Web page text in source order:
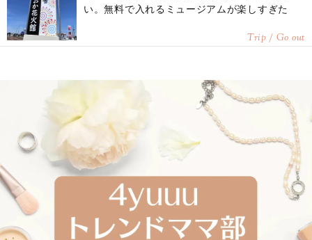
い。無料で入れるミュージアムが楽しすぎた
Trip / Go out